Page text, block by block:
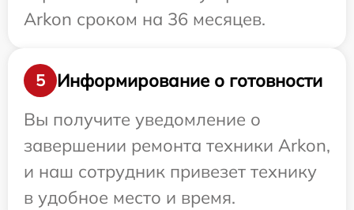
Arkon сроком на 36 месяцев.
5
Информирование о готовности
Вы получите уведомление о
завершении ремонта техники Arkon,
и наш сотрудник привезет технику
в удобное место и время.